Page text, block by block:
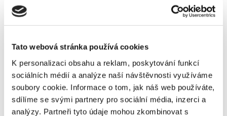
Tato webová stránka používá cookies
K personalizaci obsahu a reklam, poskytování funkcí
sociálních médií a analýze naší návštěvnosti využíváme
soubory cookie. Informace o tom, jak náš web používáte,
sdílíme se svými partnery pro sociální média, inzerci a
analýzy. Partneři tyto údaje mohou zkombinovat s
Právo na námitku proti zpracování Vašich osobních
údajů na základě oprávněného zájmu
námitku, na jejímž základě posoudíme, zda je skutečně v našem oprávněném
zájmu Vaše osobní údaje pro daný účel zpracovávat nebo zda převažuje Vaše
právo na to, aby Vaše osobní údaje nebyly nadále zpracovávány
Právo na námitku proti zpracování Vašich osobních
údajů za účelem přímého marketingu
Máte právo vznést námitku proti tomu, abychom Vaše osobní údaje